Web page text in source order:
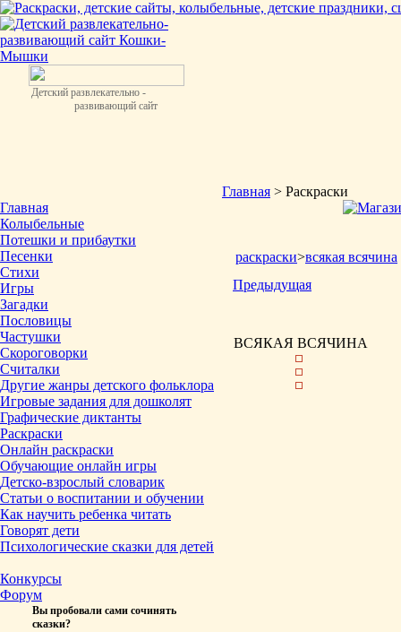
Детский развлекательно -
развивающий сайт
Главная
Колыбельные
Потешки и прибаутки
Песенки
Стихи
Игры
Загадки
Пословицы
Частушки
Скороговорки
Считалки
Другие жанры детского фольклора
Игровые задания для дошколят
Графические диктанты
Раскраски
Онлайн раскраски
Обучающие онлайн игры
Детско-взрослый словарик
Статьи о воспитании и обучении
Как научить ребенка читать
Говорят дети
Психологические сказки для детей
Конкурсы
Форум
Вы пробовали сами сочинять
сказки?
Главная > Раскраски
раскраски>всякая всячина
Предыдущая
ВСЯКАЯ ВСЯЧИНА